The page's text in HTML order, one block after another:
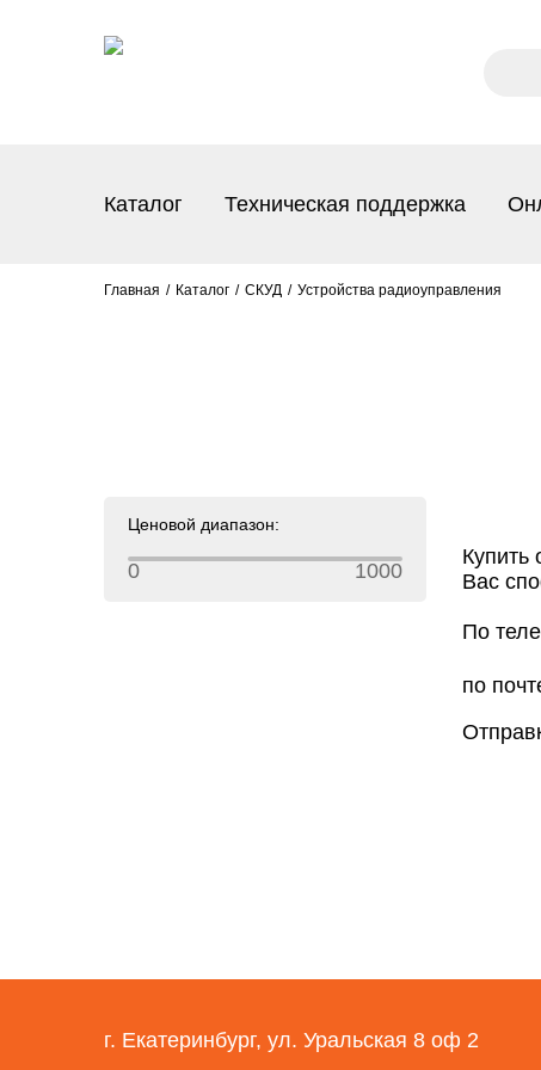
Каталог Техническая поддержка
Главная Каталог СКУД Устройства радиоуправления
Ценовой диапазон:
0 1000
Купить
Вас
По
по
г. Екатеринбург, ул. Уральская 8 оф 2